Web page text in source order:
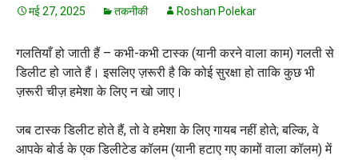
मई 27, 2025 तकनीकी Roshan Polekar
गलतियाँ हो जाती हैं – कभी-कभी टास्क (यानी करने वाला काम) गलती से
डिलीट हो जाते हैं। इसलिए ज़रूरी है कि कोई सुरक्षा हो ताकि कुछ भी
ज़रूरी चीज़ हमेशा के लिए न खो जाए।
जब टास्क डिलीट होते हैं, तो वे हमेशा के लिए गायब नहीं होते; बल्कि, वे
आपके बोर्ड के एक डिलीटेड कॉलम (यानी हटाए गए कामों वाला कॉलम) में